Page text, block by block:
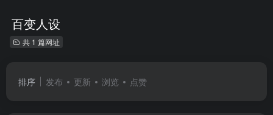
百变人设
共 1 篇网址
排序 发布 更新 浏览 点赞